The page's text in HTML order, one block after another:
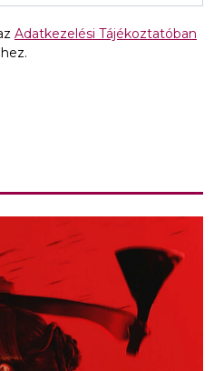
Adatkezelési Tájékoztatóban